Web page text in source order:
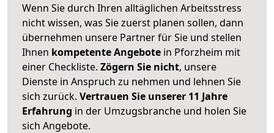
Wenn Sie durch Ihren alltäglichen Arbeitsstress
nicht wissen, was Sie zuerst planen sollen, dann
übernehmen unsere Partner für Sie und stellen
Ihnen kompetente Angebote in Pforzheim mit
einer Checkliste. Zögern Sie nicht, unsere
Dienste in Anspruch zu nehmen und lehnen Sie
sich zurück. Vertrauen Sie unserer 11 Jahre
Erfahrung in der Umzugsbranche und holen Sie
sich Angebote.